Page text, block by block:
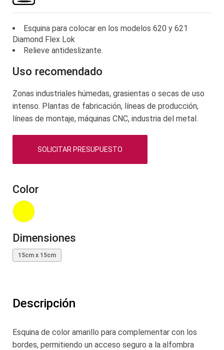
imágenes
Esquina para colocar en los modelos 620 y 621
Diamond Flex Lok
Relieve antideslizante.
Uso recomendado
Zonas industriales húmedas, grasientas o secas de uso
intenso. Plantas de fabricación, líneas de producción,
líneas de montaje, máquinas CNC, industria del metal.
SOLICITAR PRESUPUESTO
Color
Dimensiones
15cm x 15cm
Descripción
Esquina de color amarillo para complementar con los
bordes, permitiendo un acceso seguro a la alfombra